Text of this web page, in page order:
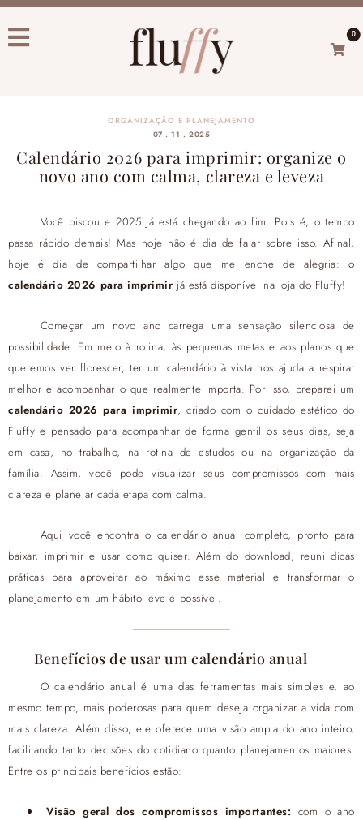
0
ORGANIZAÇÃO E PLANEJAMENTO
07 . 11 . 2025
Calendário 2026 para imprimir: organize o
novo ano com calma, clareza e leveza
Você piscou e 2025 já está chegando ao fim. Pois é, o tempo
passa rápido demais! Mas hoje não é dia de falar sobre isso. Afinal,
hoje é dia de compartilhar algo que me enche de alegria: o
calendário 2026 para imprimir já está disponível na loja do Fluffy!
Começar um novo ano carrega uma sensação silenciosa de
possibilidade. Em meio à rotina, às pequenas metas e aos planos que
queremos ver florescer, ter um calendário à vista nos ajuda a respirar
melhor e acompanhar o que realmente importa. Por isso, preparei um
calendário 2026 para imprimir, criado com o cuidado estético do
Fluffy e pensado para acompanhar de forma gentil os seus dias, seja
em casa, no trabalho, na rotina de estudos ou na organização da
família. Assim, você pode visualizar seus compromissos com mais
clareza e planejar cada etapa com calma.
Aqui você encontra o calendário anual completo, pronto para
baixar, imprimir e usar como quiser. Além do download, reuni dicas
práticas para aproveitar ao máximo esse material e transformar o
planejamento em um hábito leve e possível.
Benefícios de usar um calendário anual
O calendário anual é uma das ferramentas mais simples e, ao
mesmo tempo, mais poderosas para quem deseja organizar a vida com
mais clareza. Além disso, ele oferece uma visão ampla do ano inteiro,
facilitando tanto decisões do cotidiano quanto planejamentos maiores.
Entre os principais benefícios estão:
Visão geral dos compromissos importantes: com o ano